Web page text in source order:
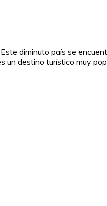
diminuto país se
destino turístico muy